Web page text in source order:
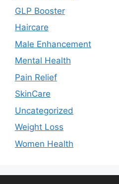
GLP Booster
Haircare
Male Enhancement
Mental Health
Pain Relief
SkinCare
Uncategorized
Weight Loss
Women Health